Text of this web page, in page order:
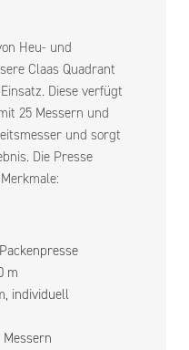
Heu- und
Claas Quadrant
Diese verfügt
25 Messern und
und sorgt
Die Presse
m
individuell